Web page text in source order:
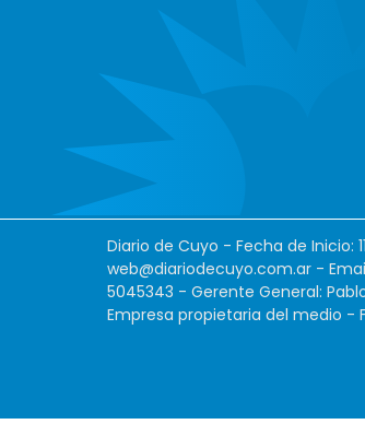
Diario de Cuyo - Fecha de Inicio:
web@diariodecuyo.com.ar -
5045343 - Gerente General:
Empresa propietaria del medio -